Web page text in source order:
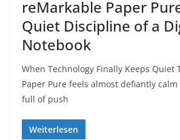
reMarkable Paper
Quiet Discipline of a
Notebook
When Technology Finally Keeps Quiet
Paper Pure feels almost defiantly
full of push
Weiterlesen